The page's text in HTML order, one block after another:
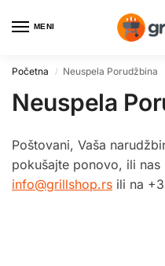
MENI
Početna / Neuspela Porudžbina
Neuspela
Poštovani, Vaša
pokušajte ponovo, ili nas
info@grillshop.rs ili na